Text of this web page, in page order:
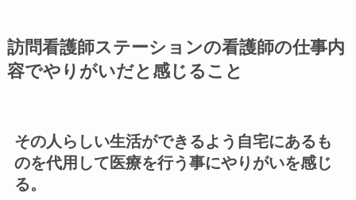
訪問看護師ステーションの看護師の仕事内
容でやりがいだと感じること
その人らしい生活ができるよう自宅にあるも
のを代用して医療を行う事にやりがいを感じ
る。